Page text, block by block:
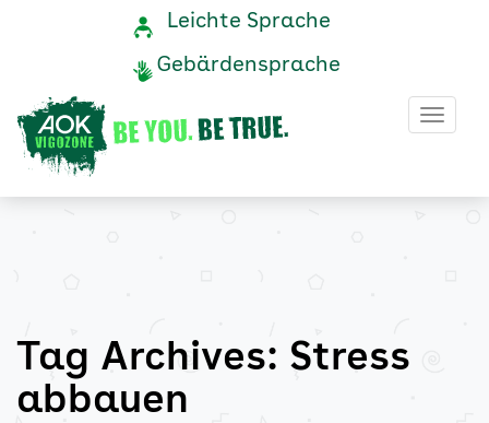
abbauen
Archive
AOK
Navigation
Service-
Leichte Sprache
Gebärdensprache
Tag Archives: Stress
abbauen